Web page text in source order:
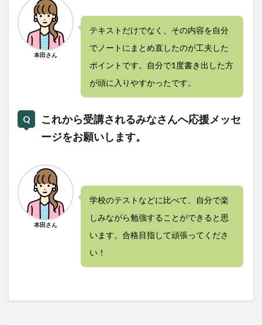
本田さん
テキストだけでなく、その内容を自分
でノートにまとめ直したのが工夫した
ポイントです。自分で1度書き出した方
が頭に入りやすかったです。
これから受講されるみなさんへ応援メッセ
ージをお願いします。
本田さん
学校のテストなどに比べて、自分で楽
しみながら勉強することができると思
います。合格目指して頑張ってくださ
い！